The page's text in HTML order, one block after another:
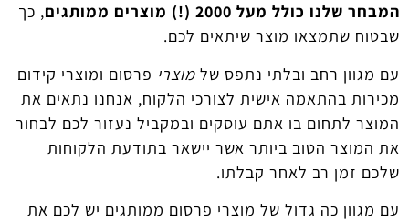
המבחר שלנו כולל מעל 2000 (!) מוצרים ממותגים
, כך
שבטוח שתמצאו מוצר שיתאים לכם.
עם מגוון רחב ובלתי נתפס של מוצרי פרסום ומוצרי קידום
מכירות בהתאמה אישית לצורכי הלקוח, אנחנו נתאים את
המוצר לתחום בו אתם עוסקים ובמקביל נעזור לכם לבחור
את המוצר הטוב ביותר אשר יישאר בתודעת הלקוחות
שלכם זמן רב לאחר קבלתו.
עם מגוון כה גדול של מוצרי פרסום ממותגים יש לכם את